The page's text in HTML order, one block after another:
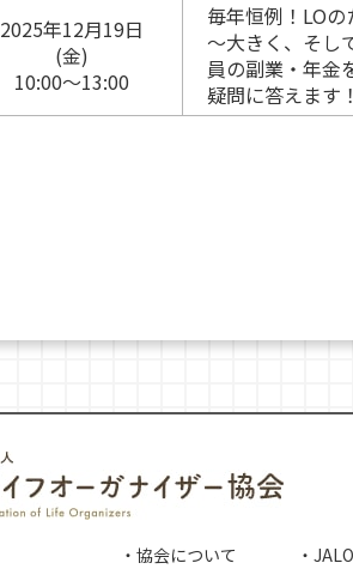
2025年12月19日
(金)
10:00〜13:00
毎年恒例！LO
〜大きく、そし
員の副業・年金
疑問に答えます！
・協会について ・